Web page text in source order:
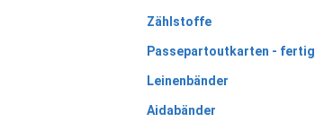
Zählstoffe
Passepartoutkarten - fertig
Leinenbänder
Aidabänder